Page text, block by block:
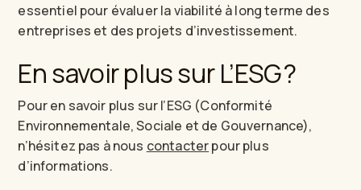
essentiel pour évaluer la viabilité à long terme des
entreprises et des projets d’investissement.
En savoir plus sur L’ESG ?
Pour en savoir plus sur l’ESG (Conformité
Environnementale, Sociale et de Gouvernance),
n’hésitez pas à nous contacterpour plus
d’informations.